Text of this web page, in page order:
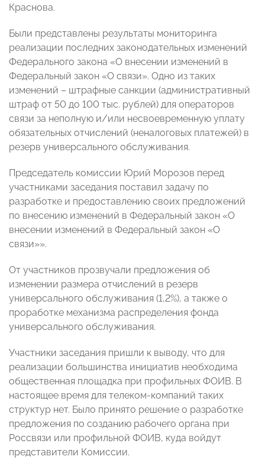
Краснова.
Были представлены результаты мониторинга
реализации последних законодательных изменений
Федерального закона «О внесении изменений в
Федеральный закон «О связи». Одно из таких
изменений – штрафные санкции (административный
штраф от 50 до 100 тыс. рублей) для операторов
связи за неполную и/или несвоевременную уплату
обязательных отчислений (неналоговых платежей) в
резерв универсального обслуживания.
Председатель комиссии Юрий Морозов перед
участниками заседания поставил задачу по
разработке и предоставлению своих предложений
по внесению изменений в Федеральный закон «О
внесении изменений в Федеральный закон «О
связи»».
От участников прозвучали предложения об
изменении размера отчислений в резерв
универсального обслуживания (1,2%), а также о
проработке механизма распределения фонда
универсального обслуживания.
Участники заседания пришли к выводу, что для
реализации большинства инициатив необходима
общественная площадка при профильных ФОИВ. В
настоящее время для телеком-компаний таких
структур нет. Было принято решение о разработке
предложения по созданию рабочего органа при
Россвязи или профильной ФОИВ, куда войдут
представители Комиссии.